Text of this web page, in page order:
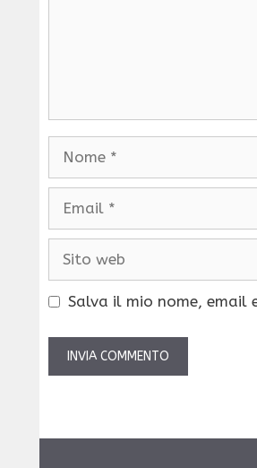
Nome
Email
Sito
Salva il mio nome, email